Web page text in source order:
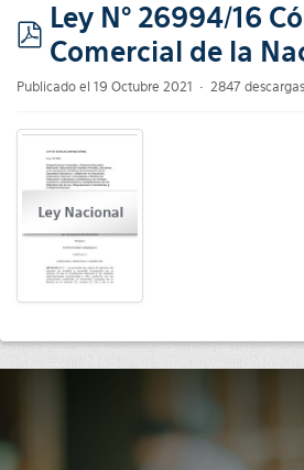
pdf
Ley N° 26994/16
Comercial de la
Publicado el 19 Octubre 2021 2847 descargas